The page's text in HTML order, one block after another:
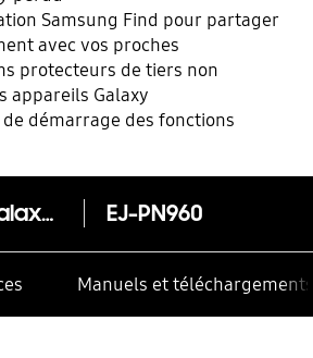
Samsung Find pour partager
avec vos proches
protecteurs de tiers non
appareils Galaxy
de démarrage des fonctions
S Pen pour Galaxy Note9 EJ-PN960
Manuels et téléchargements